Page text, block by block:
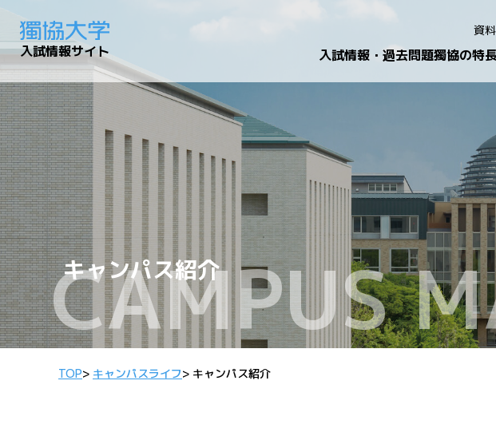
入試情報サイト
資
入試情報・過去問題獨協の特
CAMPUS
キャンパス紹介
TOP> キャンパスライフ> キャンパス紹介